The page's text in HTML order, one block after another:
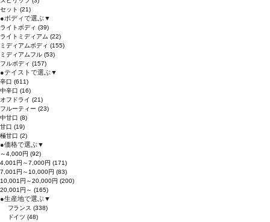
セット (21)
●ボディで選ぶ▼
ライトボディ (39)
ライトミディアム (22)
ミディアムボディ (155)
ミディアムフル (53)
フルボディ (157)
●テイストで選ぶ▼
辛口 (611)
中辛口 (16)
オフドライ (21)
フルーティー (23)
中甘口 (8)
甘口 (19)
極甘口 (2)
●価格で選ぶ▼
～4,000円 (92)
4,001円～7,000円 (171)
7,001円～10,000円 (83)
10,001円～20,000円 (200)
20,001円～ (165)
●生産地で選ぶ▼
フランス(338)
ドイツ(48)